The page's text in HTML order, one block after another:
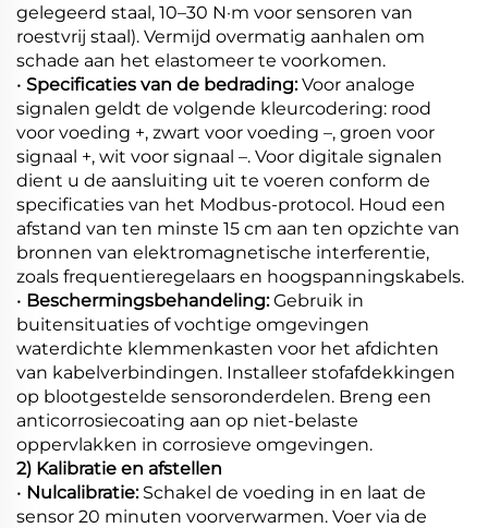
gelegeerd staal, 10–30 N·m voor sensoren van
roestvrij staal). Vermijd overmatig aanhalen om
schade aan het elastomeer te voorkomen.
• Specificaties van de bedrading:Voor analoge
signalen geldt de volgende kleurcodering: rood
voor voeding +, zwart voor voeding –, groen voor
signaal +, wit voor signaal –. Voor digitale signalen
dient u de aansluiting uit te voeren conform de
specificaties van het Modbus-protocol. Houd een
afstand van ten minste 15 cm aan ten opzichte van
bronnen van elektromagnetische interferentie,
zoals frequentieregelaars en hoogspanningskabels.
• Beschermingsbehandeling:Gebruik in
buitensituaties of vochtige omgevingen
waterdichte klemmenkasten voor het afdichten
van kabelverbindingen. Installeer stofafdekkingen
op blootgestelde sensoronderdelen. Breng een
anticorrosiecoating aan op niet-belaste
oppervlakken in corrosieve omgevingen.
2) Kalibratie en afstellen
• Nulcalibratie: Schakel de voeding in en laat de
sensor 20 minuten voorverwarmen. Voer via de